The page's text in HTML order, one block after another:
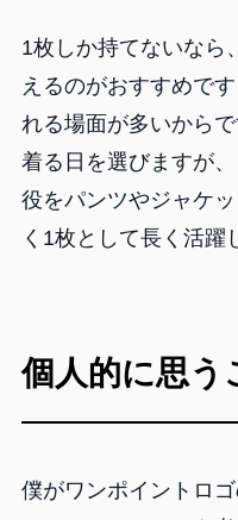
1枚しか持てないなら
えるのがおすすめで
れる場面が多いから
着る日を選びますが
役をパンツやジャケ
く1枚として長く活躍
個人的に思う
僕がワンポイントロ